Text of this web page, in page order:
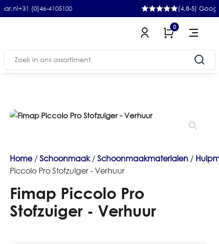
(0)46-4105100 (4,8-5) Google
0
Zoeken
Home/Schoonmaak/Schoonmaakmaterialen /
Piccolo Pro Stofzuiger - Verhuur
Fimap Piccolo Pro
Stofzuiger - Verhuur